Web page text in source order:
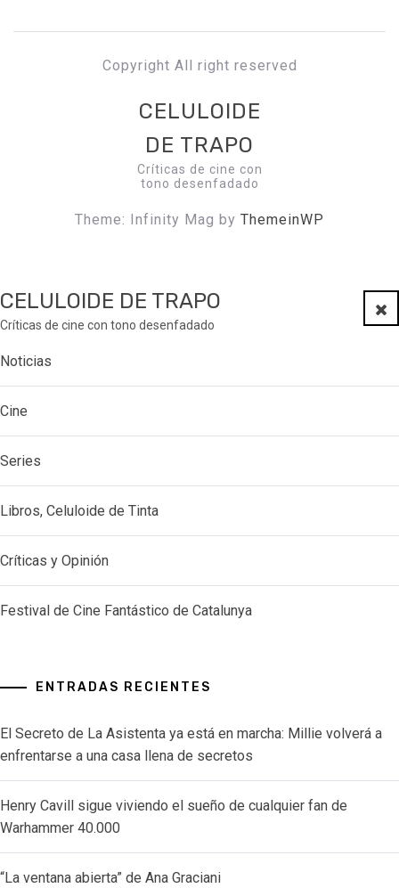
Copyright All right reserved
CELULOIDE
DE TRAPO
Críticas de cine con
tono desenfadado
Theme: Infinity Mag by ThemeinWP
CELULOIDE DE TRAPO
Críticas de cine con tono desenfadado
Noticias
Cine
Series
Libros, Celuloide de Tinta
Críticas y Opinión
Festival de Cine Fantástico de Catalunya
ENTRADAS RECIENTES
El Secreto de La Asistenta ya está en marcha: Millie volverá a
enfrentarse a una casa llena de secretos
Henry Cavill sigue viviendo el sueño de cualquier fan de
Warhammer 40.000
“La ventana abierta” de Ana Graciani